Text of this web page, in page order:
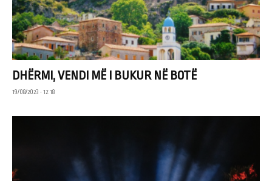
DHËRMI, VENDI MË I BUKUR NË BOTË
19/08/2023 • 12:18